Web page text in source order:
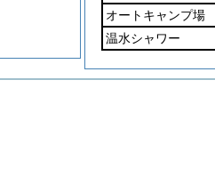
オートキャンプ場
温水シャワー